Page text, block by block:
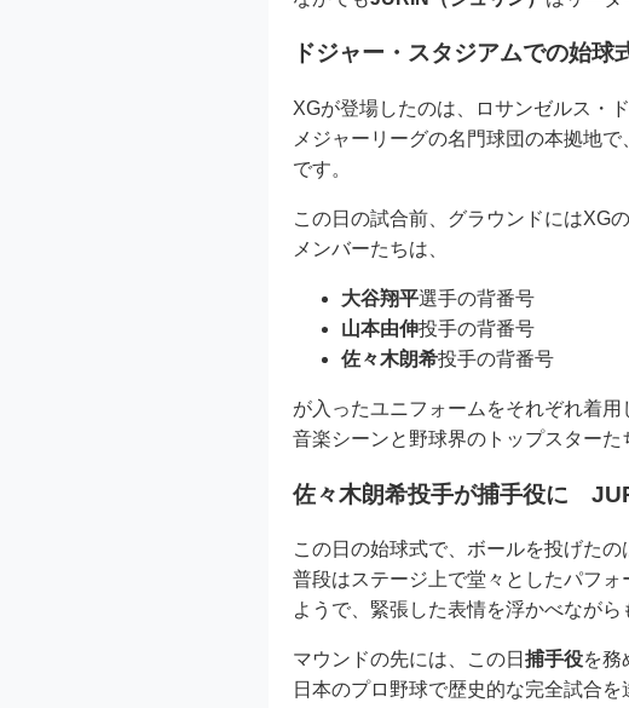
ドジャー・スタジアムでの始球
XGが登場したのは、ロサンゼルス・
メジャーリーグの名門球団の本拠地
です。
この日の試合前、グラウンドにはXG
メンバーたちは、
大谷翔平選手の背番号
山本由伸投手の背番号
佐々木朗希投手の背番号
が入ったユニフォームをそれぞれ着用
音楽シーンと野球界のトップスターた
佐々木朗希投手が捕手役に
この日の始球式で、ボールを投げたの
普段はステージ上で堂々としたパフ
ようで、緊張した表情を浮かべながら
マウンドの先には、この日 捕手役を務
日本のプロ野球で歴史的な完全試合